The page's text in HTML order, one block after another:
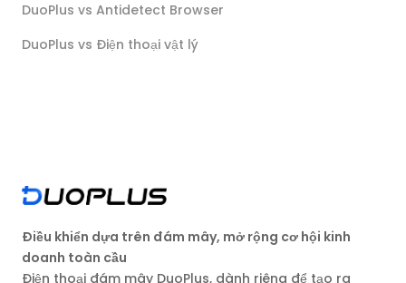
DuoPlus vs Antidetect Browser
DuoPlus vs Điện thoại vật lý
Điều khiển dựa trên đám mây, mở rộng cơ hội kinh
doanh toàn cầu
Điện thoại đám mây DuoPlus, dành riêng để tạo ra